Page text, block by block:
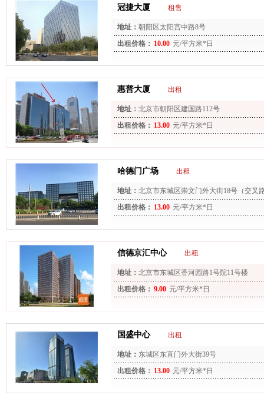
冠捷大厦 租售
地址： 朝阳区太阳宫中路8号
出租价格： 10.00 元/平方米*日
惠普大厦 出租
地址： 北京市朝阳区建国路112号
出租价格： 13.00 元/平方米*日
哈德门广场 出租
地址： 北京市东城区崇文门外大街18号（交叉
出租价格： 13.00 元/平方米*日
信德京汇中心 出租
地址： 北京市东城区香河园路1号院11号楼
出租价格： 9.00 元/平方米*日
国盛中心 出租
地址： 东城区东直门外大街39号
出租价格： 13.00 元/平方米*日